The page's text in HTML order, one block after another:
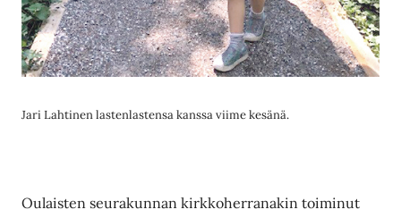
Jari Lahtinen lastenlastensa kanssa viime kesänä.
Oulaisten seurakunnan kirkkoherranakin toiminut